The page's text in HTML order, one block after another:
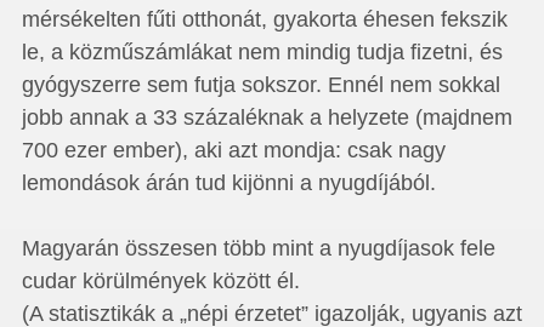
mérsékelten fűti otthonát, gyakorta éhesen fekszik
le, a közműszámlákat nem mindig tudja fizetni, és
gyógyszerre sem futja sokszor. Ennél nem sokkal
jobb annak a 33 százaléknak a helyzete (majdnem
700 ezer ember), aki azt mondja: csak nagy
lemondások árán tud kijönni a nyugdíjából.
Magyarán összesen több mint a nyugdíjasok fele
cudar körülmények között él.
(A statisztikák a „népi érzetet” igazolják, ugyanis azt